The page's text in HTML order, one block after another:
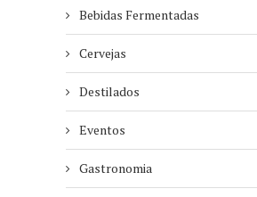
Bebidas Fermentadas
Cervejas
Destilados
Eventos
Gastronomia